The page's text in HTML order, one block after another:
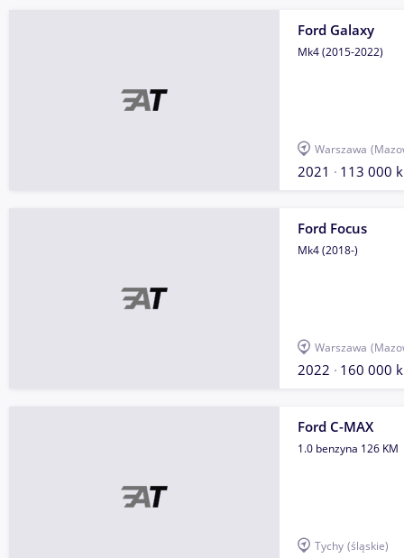
Ford Galaxy
Mk4 (2015-2022)
Warszawa
2021 113 000
Ford Focus
Mk4 (2018-)
Warszawa
2022 160 000
Ford C-MAX
1.0 benzyna 126 KM
Tychy (śląskie)